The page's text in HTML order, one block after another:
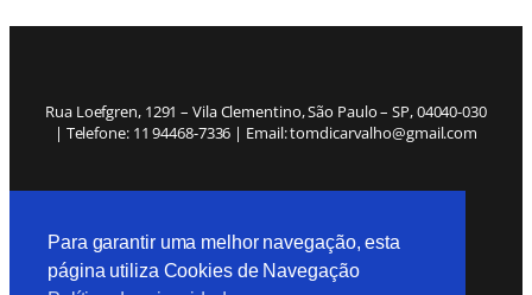
Rua Loefgren, 1291 – Vila Clementino, São Paulo – SP, 04040-030
| Telefone: 11 94468-7336 | Email: tomdicarvalho@gmail.com
Para garantir uma melhor navegação, esta
página utiliza Cookies de Navegação